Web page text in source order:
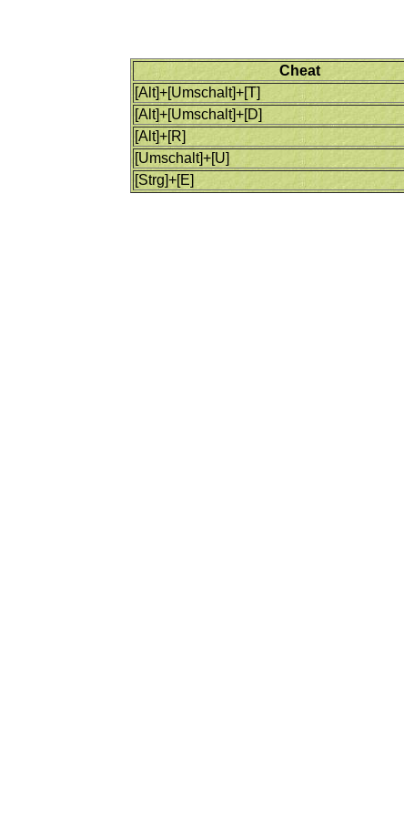
Cheat
[Alt]+[Umschalt]+[T]
[Alt]+[Umschalt]+[D]
[Alt]+[R]
[Umschalt]+[U]
[Strg]+[E]